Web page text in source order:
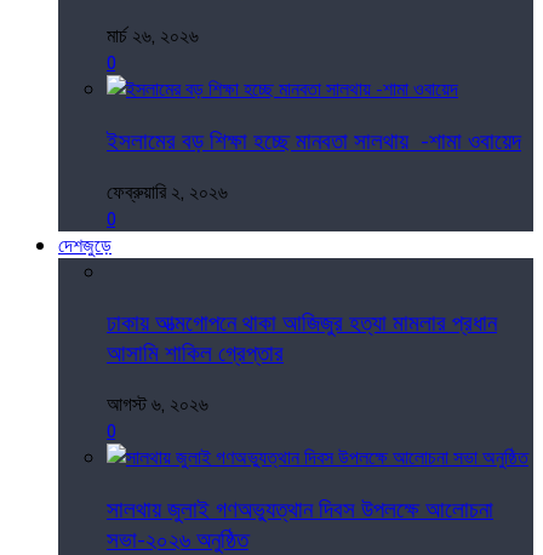
মার্চ ২৬, ২০২৬
0
ইসলামের বড় শিক্ষা হচ্ছে মানবতা সালথায় -শামা ওবায়েদ
ফেব্রুয়ারি ২, ২০২৬
0
দেশজুড়ে
ঢাকায় আত্মগোপনে থাকা আজিজুর হত্যা মামলার প্রধান
আসামি শাকিল গ্রেপ্তার
আগস্ট ৬, ২০২৬
0
সালথায় জুলাই গণঅভ্যুত্থান দিবস উপলক্ষে আলোচনা
সভা-২০২৬ অনুষ্ঠিত